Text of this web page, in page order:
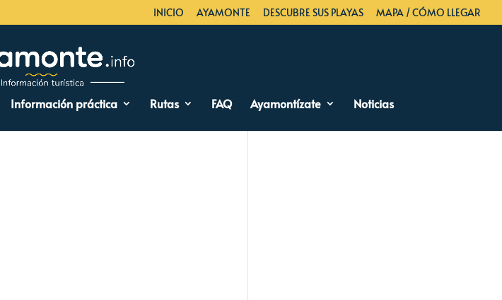
INICIO AYAMONTE DESCUBRE SUS PLAYAS MAPA / CÓMO LLEGAR
Información práctica Rutas FAQ Ayamontízate Noticias